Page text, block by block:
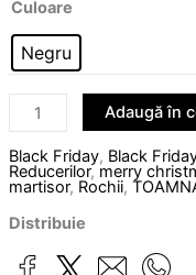
Culoare
Negru
Adaugă în
Black Friday, Black
Reducerilor, merry
martisor, Rochii,
Distribuie